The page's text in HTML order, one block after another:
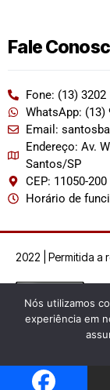
Fale
Fone: (13) 3202
WhatsApp: (13)
Email:
Endereço: Av.
Santos/SP
CEP: 11050-200
Horário de
2022 | Permitida a
Nós utilizamos
experiência em